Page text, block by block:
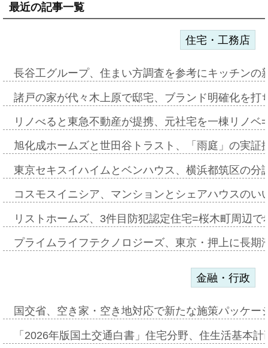
最近の記事一覧
住宅・工務店
長谷工グループ、住まい方調査を参考にキッチン
諸戸の家が代々木上原で邸宅、ブランド明確化を
リノべると東急不動産が提携、元社宅を一棟リノ
旭化成ホームズと世田谷トラスト、「雨庭」の実
東京セキスイハイムとベンハウス、横浜都筑区の
コスモスイニシア、マンションとシェアハウスの
リストホームズ、3件目防犯認定住宅=桜木町周辺
プライムライフテクノロジーズ、東京・押上に長
金融・行政
国交省、空き家・空き地対応で新たな施策パッケ
「2026年版国土交通白書」住宅分野、住生活基本